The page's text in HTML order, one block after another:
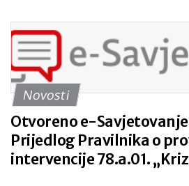
Novosti
Otvoreno e-Savjetovanje
Prijedlog Pravilnika o
intervencije 78.a.01.